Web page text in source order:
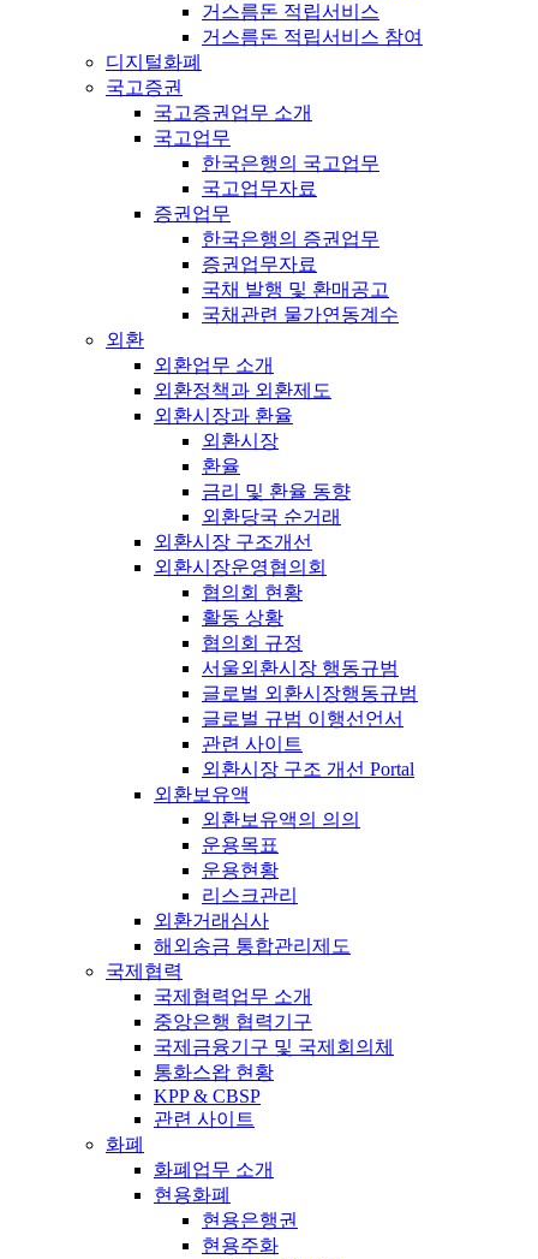
거스름돈 적립서비스
거스름돈 적립서비스 참여
디지털화폐
국고증권
국고증권업무 소개
국고업무
한국은행의 국고업무
국고업무자료
증권업무
한국은행의 증권업무
증권업무자료
국채 발행 및 환매공고
국채관련 물가연동계수
외환
외환업무 소개
외환정책과 외환제도
외환시장과 환율
외환시장
환율
금리 및 환율 동향
외환당국 순거래
외환시장 구조개선
외환시장운영협의회
협의회 현황
활동 상황
협의회 규정
서울외환시장 행동규범
글로벌 외환시장행동규범
글로벌 규범 이행선언서
관련 사이트
외환시장 구조 개선 Portal
외환보유액
외환보유액의 의의
운용목표
운용현황
리스크관리
외환거래심사
해외송금 통합관리제도
국제협력
국제협력업무 소개
중앙은행 협력기구
국제금융기구 및 국제회의체
통화스왑 현황
KPP & CBSP
관련 사이트
화폐
화폐업무 소개
현용화폐
현용은행권
현용주화